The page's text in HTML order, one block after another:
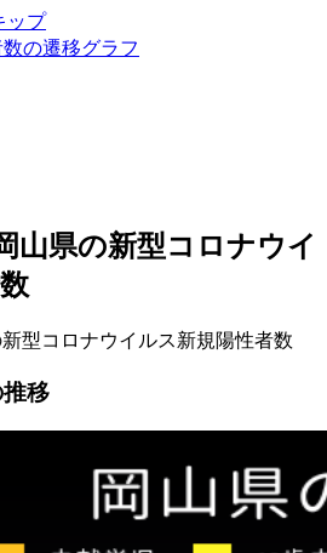
ップ
の遷移グラフ
山県の新型コロナウイ
型コロナウイルス新規陽性者数
移